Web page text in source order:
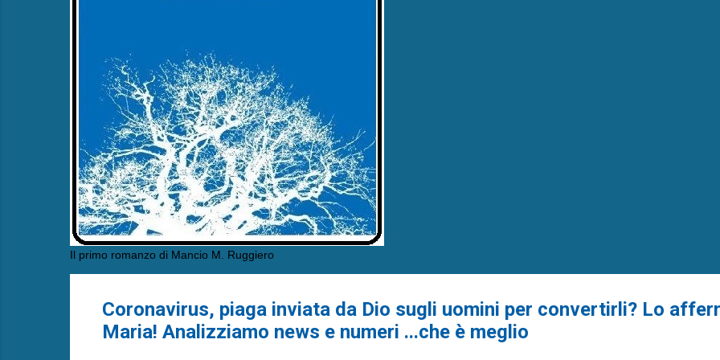
Il primo romanzo di Mancio M. Ruggiero
Coronavirus, piaga inviata da Dio sugli uomini per convertirli? Lo
Maria! Analizziamo news e numeri ...che è meglio